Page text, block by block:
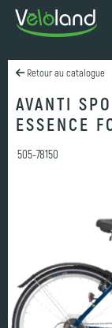
Retour au catalogue
AVANTI
ESSENCE
505-78150